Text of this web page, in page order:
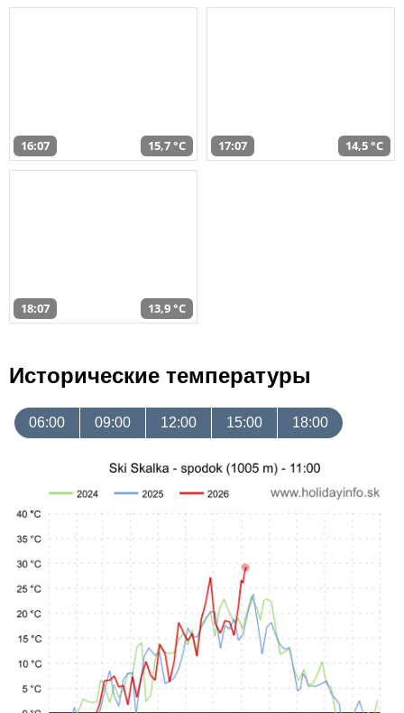
16:07 15,7 °C 17:07 14,5 °C
18:07 13,9 °C
Исторические температуры
06:00 09:00 12:00 15:00 18:00